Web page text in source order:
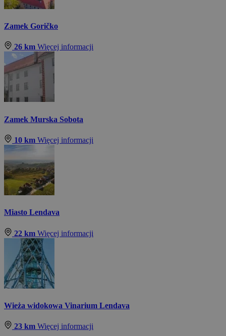
Zamek Goričko
26 km Więcej informacji
Zamek Murska Sobota
10 km Więcej informacji
Miasto Lendava
22 km Więcej informacji
Wieża widokowa Vinarium Lendava
23 km Więcej informacji